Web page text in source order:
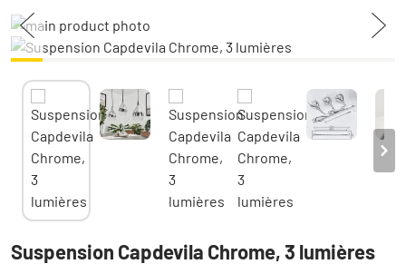
Suspension Capdevila Chrome, 3 lumières